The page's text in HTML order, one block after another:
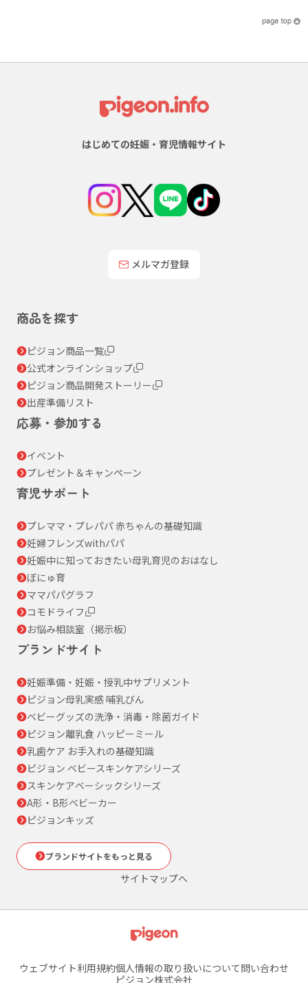
はじめての妊娠・育児情報サイト
メルマガ登録
商品を探す
ピジョン商品一覧
公式オンラインショップ
ピジョン商品開発ストーリー
出産準備リスト
応募・参加する
イベント
プレゼント＆キャンペーン
育児サポート
プレママ・プレパパ 赤ちゃんの基礎知識
妊婦フレンズwithパパ
妊娠中に知っておきたい母乳育児のおはなし
ぼにゅ育
ママパパグラフ
コモドライフ
お悩み相談室（掲示板）
ブランドサイト
妊娠準備・妊娠・授乳中サプリメント
ピジョン母乳実感 哺乳びん
ベビーグッズの洗浄・消毒・除菌ガイド
ピジョン離乳食 ハッピーミール
乳歯ケア お手入れの基礎知識
ピジョン ベビースキンケアシリーズ
スキンケアベーシックシリーズ
A形・B形ベビーカー
ピジョンキッズ
ブランドサイトをもっと見る
サイトマップへ
ウェブサイト利用規約個人情報の取り扱いについて問い合わせ
ピジョン株式会社